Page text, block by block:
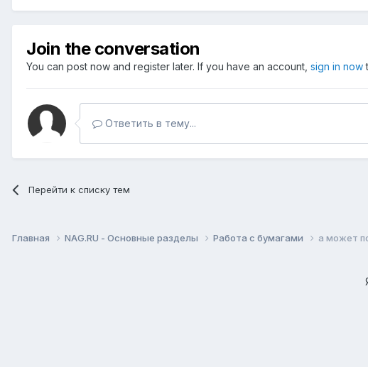
Join the conversation
You can post now and register later. If you have an account, sign in now
Ответить в тему...
Перейти к списку тем
Главная NAG.RU - Основные разделы Работа с бумагами а может